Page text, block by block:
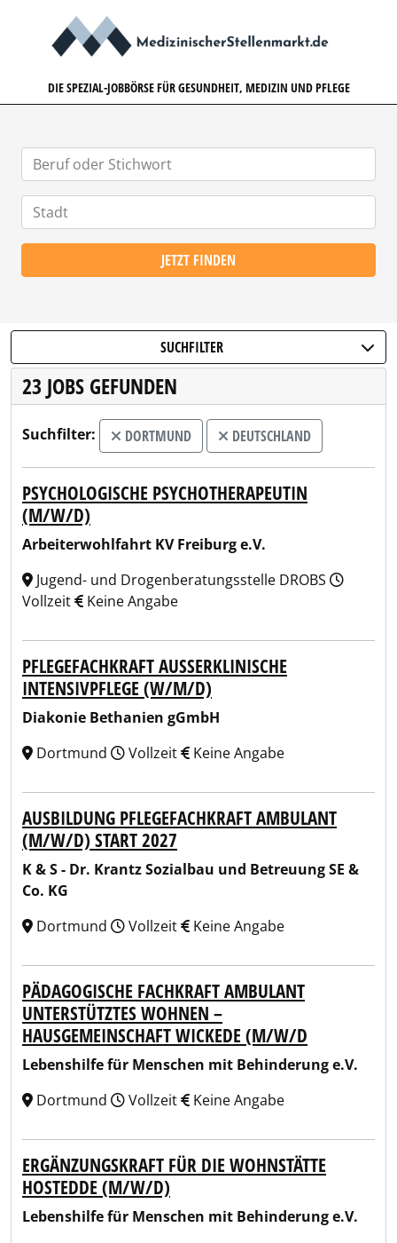
DIE SPEZIAL-JOBBÖRSE FÜR GESUNDHEIT, MEDIZIN UND PFLEGE
JETZT FINDEN
SUCHFILTER
23 JOBS GEFUNDEN
Suchfilter: DORTMUND DEUTSCHLAND
PSYCHOLOGISCHE PSYCHOTHERAPEUTIN
(M/W/D)
Arbeiterwohlfahrt KV Freiburg e.V.
Jugend- und Drogenberatungsstelle DROBS
Vollzeit
Keine Angabe
PFLEGEFACHKRAFT AUSSERKLINISCHE I
NTENSIVPFLEGE (W/M/D)
Diakonie Bethanien gGmbH
Dortmund
Vollzeit Keine Angabe
AUSBILDUNG PFLEGEFACHKRAFT AMBULANT
(M/W/D) START 2027
K & S - Dr. Krantz Sozialbau und Betreuung SE &
Co. KG
Dortmund
Vollzeit Keine Angabe
PÄDAGOGISCHE FACHKRAFT AMBULANT
UNTERSTÜTZTES WOHNEN –
HAUSGEMEINSCHAFT WICKEDE (M/W/D
Lebenshilfe für Menschen mit Behinderung e.V.
Dortmund
Vollzeit Keine Angabe
ERGÄNZUNGSKRAFT FÜR DIE WOHNSTÄTTE
HOSTEDDE (M/W/D)
Lebenshilfe für Menschen mit Behinderung e.V.